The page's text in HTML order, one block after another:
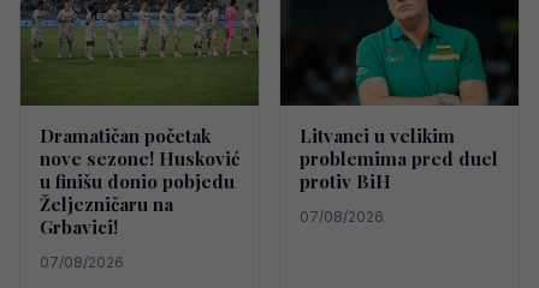
Dramatičan početak
nove sezone! Husković
u finišu donio pobjedu
Željezničaru na
Grbavici!
07/08/2026
Litvanci u velikim
problemima pred duel
protiv BiH
07/08/2026